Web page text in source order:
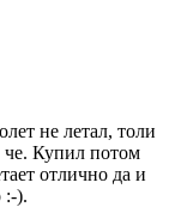
не летал, толи
че. Купил потом
отлично да и
:-).